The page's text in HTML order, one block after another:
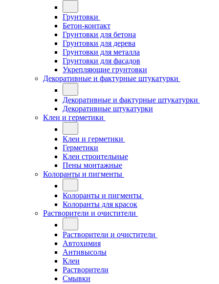
Грунтовки
Бетон-контакт
Грунтовки для бетона
Грунтовки для дерева
Грунтовки для металла
Грунтовки для фасадов
Укрепляющие грунтовки
Декоративные и фактурные штукатурки
Декоративные и фактурные штукатурки
Декоративные штукатурки
Клеи и герметики
Клеи и герметики
Герметики
Клеи строительные
Пены монтажные
Колоранты и пигменты
Колоранты и пигменты
Колоранты для красок
Растворители и очистители
Растворители и очистители
Автохимия
Антивысолы
Клеи
Растворители
Смывки